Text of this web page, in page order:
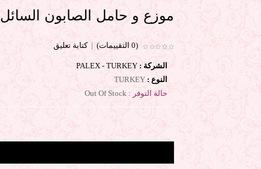
موزع و حامل الصابون السائل1000 ميللى تركي
(0 التقييمات) |كتابة تعليق
الشركة : PALEX - TURKEY
النوع :
حالة التوفر :